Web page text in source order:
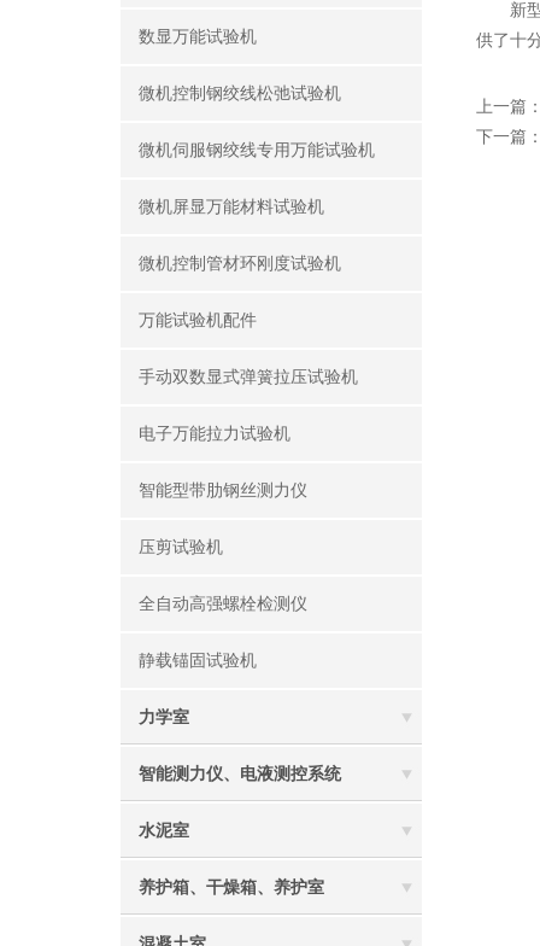
数显万能试验机
微机控制钢绞线松弛试验机
微机伺服钢绞线专用万能试验机
微机屏显万能材料试验机
微机控制管材环刚度试验机
万能试验机配件
手动双数显式弹簧拉压试验机
电子万能拉力试验机
智能型带肋钢丝测力仪
压剪试验机
全自动高强螺栓检测仪
静载锚固试验机
力学室
智能测力仪、电液测控系统
水泥室
养护箱、干燥箱、养护室
新型
供了十
上一篇
下一篇